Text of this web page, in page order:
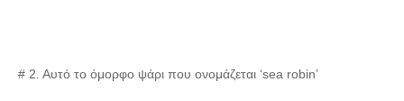
# 2. Αυτό το όμορφο ψάρι που ονομάζεται ‘sea robin’